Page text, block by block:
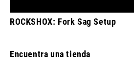
ROCKSHOX: Fork Sag Setup
Encuentra una tienda